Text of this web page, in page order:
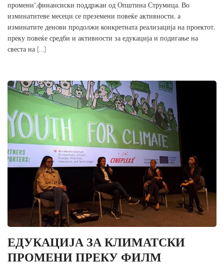
промени“,финансиски поддржан од Општина Струмица. Во
изминатитеве месеци се преземени повеќе активности, а
изминатите денови продолжи конкретната реализација на проектот,
преку повеќе средби и активности за едукација и подигање на
свеста на […]
ЕДУКАЦИЈА ЗА КЛИМАТСКИ
ПРОМЕНИ ПРЕКУ ФИЛМ